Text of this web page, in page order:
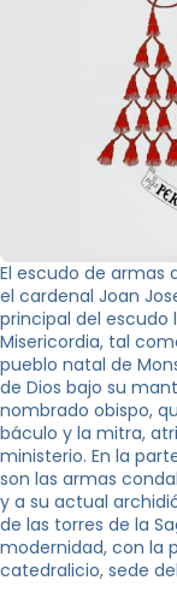
El escudo de armas
el cardenal Joan
principal del escudo
Misericordia, tal
pueblo natal de
de Dios bajo su
nombrado obispo,
báculo y la mitra,
ministerio. En la
son las armas
y a su actual
de las torres de la
modernidad, con la
catedralicio, sede